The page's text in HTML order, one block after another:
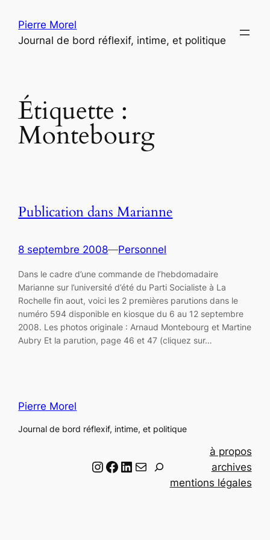
contenu
Pierre Morel
Journal de bord réflexif, intime, et politique
Étiquette :
Montebourg
Publication dans Marianne
8 septembre 2008—Personnel
Dans le cadre d’une commande de l’hebdomadaire
Marianne sur l’université d’été du Parti Socialiste à La
Rochelle fin aout, voici les 2 premières parutions dans le
numéro 594 disponible en kiosque du 6 au 12 septembre
2008. Les photos originale : Arnaud Montebourg et Martine
Aubry Et la parution, page 46 et 47 (cliquez sur…
Pierre Morel
Journal de bord réflexif, intime, et politique
Instagram Facebook LinkedIn Email
à propos
archives
mentions légales